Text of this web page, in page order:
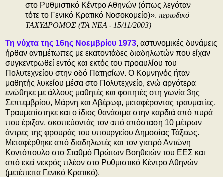
στο Ρυθμιστικό Κέντρο Αθηνών (όπως λεγόταν
τότε το Γενικό Κρατικό Νοσοκομείο)». περιοδικό
ΤΑΧΥΔΡΟΜΟΣ (ΤΑ ΝΕΑ - 15/11/2003)
Τη νύχτα της 16ης Νοεμβρίου 1973, αστυνομικές δυνάμεις
ήρθαν αντιμέτωπες με εκατοντάδες διαδηλωτών που είχαν
συγκεντρωθεί εντός και εκτός του προαυλίου του
Πολυτεχνείου στην οδό Πατησίων. Ο Κομνηνός ήταν
μαθητής λυκείου μέσα στο Πολυτεχνείο, ενώ αργότερα
ενώθηκε με άλλους μαθητές και φοιτητές στη γωνία 3ης
Σεπτεμβρίου, Μάρνη και Αβέρωφ, μεταφέροντας τραυματίες.
Τραυματίστηκε και ο ίδιος θανάσιμα στην καρδιά από πυρά
που έριξαν, σκοπεύοντάς τον από απόσταση 10 μέτρων
άντρες της φρουράς του υπουργείου Δημοσίας Τάξεως.
Μεταφέρθηκε από διαδηλωτές και τον γιατρό Αντώνη
Κοντόπουλο στο Σταθμό Πρώτων Βοηθειών του ΕΕΣ και
από εκεί νεκρός πλέον στο Ρυθμιστικό Κέντρο Αθηνών
(μετέπειτα Γενικό Κρατικό).